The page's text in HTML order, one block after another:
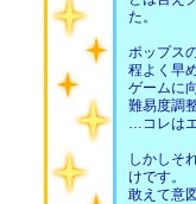
た。
ポップス
程よく早
ゲームに
難易度調
…コレは
しかしそ
けです。
敢えて意